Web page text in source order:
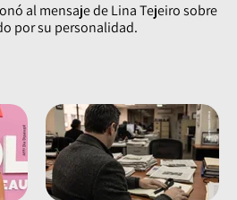
al mensaje de Lina Tejeiro sobre
por su personalidad.